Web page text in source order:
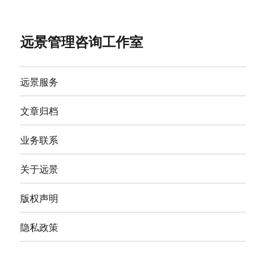
远景管理咨询工作室
远景服务
文章归档
业务联系
关于远景
版权声明
隐私政策